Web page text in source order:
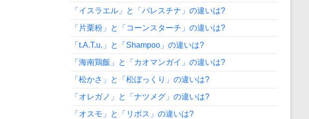
「イスラエル」と「パレスチナ」の違いは?
「片栗粉」と「コーンスターチ」の違いは?
「t.A.T.u.」と「Shampoo」の違いは?
「海南鶏飯」と「カオマンガイ」の違いは?
「松かさ」と「松ぼっくり」の違いは?
「オレガノ」と「ナツメグ」の違いは?
「オスモ」と「リボス」の違いは?